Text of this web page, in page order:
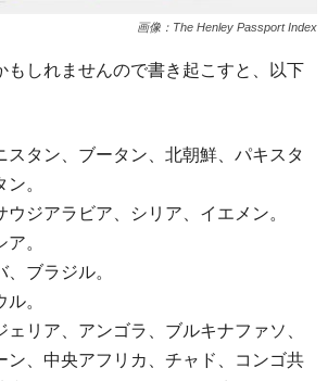
画像：The Henley Passport Index
もしれませんので書き起こすと、以下
スタン、ブータン、北朝鮮、パキスタ
。
ウジアラビア、シリア、イエメン。
。
、ブラジル。
。
ェリア、アンゴラ、ブルキナファソ、
ン、中央アフリカ、チャド、コンゴ共